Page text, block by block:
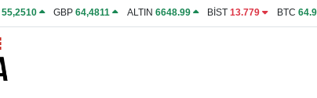
55,2510 GBP64,4811 ALTIN 6648.99 BİST13.779 BTC